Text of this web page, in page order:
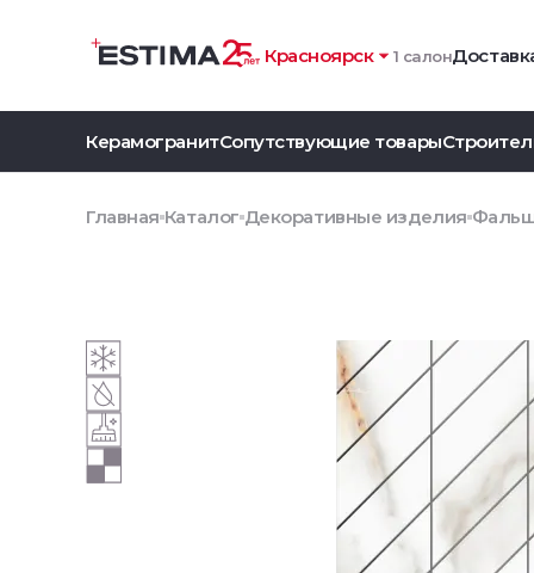
Красноярск 1 салон
КерамогранитСопутствующие товары
Главная Каталог Декоративные изделия